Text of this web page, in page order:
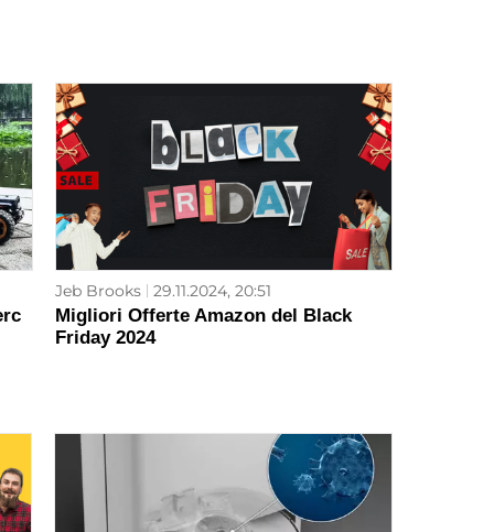
Jeb Brooks 29.11.2024, 20:51
Migliori Offerte Amazon del Black
Friday 2024